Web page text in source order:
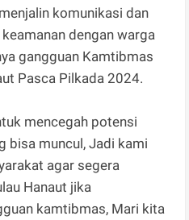
komunikasi dan
dengan warga
gangguan Kamtibmas
Pasca Pilkada 2024.
mencegah potensi
bisa muncul, Jadi kami
agar segera
Hanaut jika
kamtibmas, Mari kita